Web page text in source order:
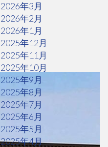
2026年3月
2026年2月
2026年1月
2025年12月
2025年11月
2025年10月
2025年9月
2025年8月
2025年7月
2025年6月
2025年5月
2025年4月